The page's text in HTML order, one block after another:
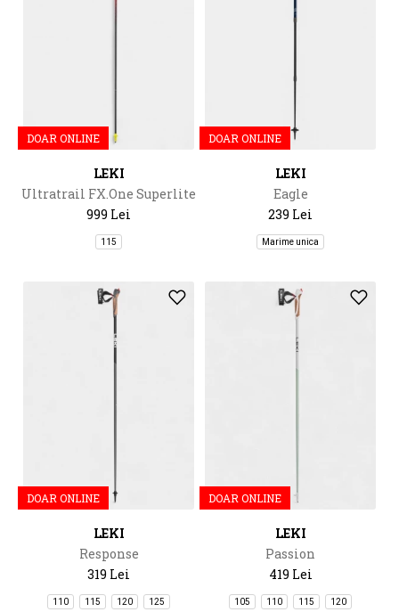
DOAR ONLINE
LEKI
Ultratrail FX.One Superlite
999 Lei
115
DOAR ONLINE
LEKI
Eagle
239 Lei
Marime unica
DOAR ONLINE
LEKI
Response
319 Lei
110 115 120 125
DOAR ONLINE
LEKI
Passion
419 Lei
105 110 115 120